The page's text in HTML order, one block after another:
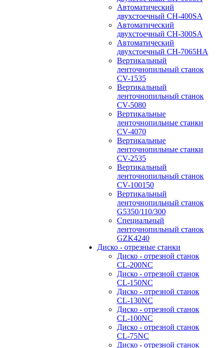
Автоматический
двухстоечный CH-400SA
Автоматический
двухстоечный CH-300SA
Автоматический
двухстоечный CH-7065HA
Вертикальный
ленточнопильный станок
CV-1535
Вертикальный
ленточнопильный станок
CV-5080
Вертикальные
ленточнопильные станки
CV-4070
Вертикальные
ленточнопильные станки
CV-2535
Вертикальный
ленточнопильный станок
CV-100150
Вертикальный
ленточнопильный станок
G5350/110/300
Специальный
ленточнопильный станок
GZK4240
Диско - отрезные станки
Диско - отрезной станок
CL-200NC
Диско - отрезной станок
CL-150NC
Диско - отрезной станок
CL-130NC
Диско - отрезной станок
CL-100NC
Диско - отрезной станок
CL-75NC
Диско - отрезной станок